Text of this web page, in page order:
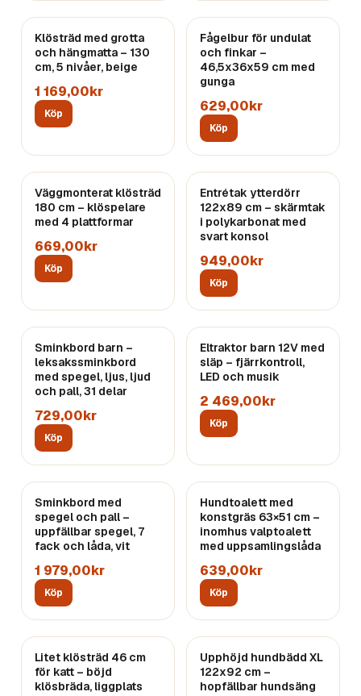
Klösträd med grotta
och hängmatta – 130
cm, 5 nivåer, beige
1 169,00kr
Köp
Fågelbur för undulat
och finkar –
46,5x36x59 cm med
gunga
629,00kr
Köp
Väggmonterat klösträd
180 cm – klöspelare
med 4 plattformar
669,00kr
Köp
Entrétak ytterdörr
122x89 cm – skärmtak
i polykarbonat med
svart konsol
949,00kr
Köp
Sminkbord barn –
leksakssminkbord
med spegel, ljus, ljud
och pall, 31 delar
729,00kr
Köp
Eltraktor barn 12V med
släp – fjärrkontroll,
LED och musik
2 469,00kr
Köp
Sminkbord med
spegel och pall –
uppfällbar spegel, 7
fack och låda, vit
1 979,00kr
Köp
Hundtoalett med
konstgräs 63×51 cm –
inomhus valptoalett
med uppsamlingslåda
639,00kr
Köp
Litet klösträd 46 cm
för katt – böjd
klösbräda, liggplats
Upphöjd hundbädd XL
122x92 cm –
hopfällbar hundsäng